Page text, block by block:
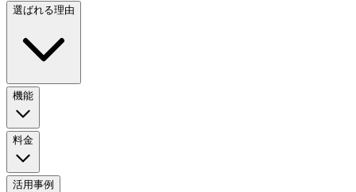
選ばれる理由
機能
料金
活用事例